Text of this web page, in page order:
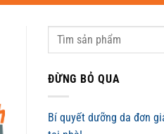
ĐỪNG BỎ QUA
Bí quyết dưỡng da đơn